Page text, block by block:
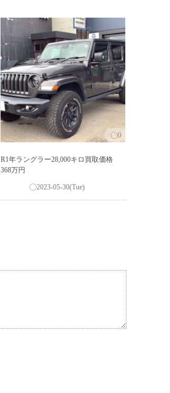
0
R1年ラングラー28,000キロ買取価格
368万円
2023-05-30(Tue)